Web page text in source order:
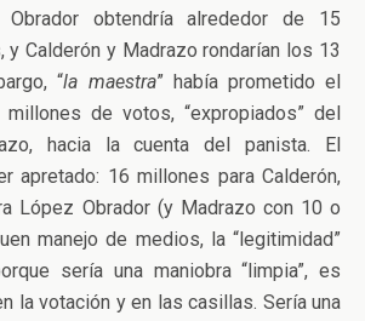
Obrador obtendría alrededor de 15
Calderón y Madrazo rondarían los 13
“la maestra” había prometido el
millones de votos, “expropiados” del
hacia la cuenta del panista. El
apretado: 16 millones para Calderón,
López Obrador (y Madrazo con 10 o
manejo de medios, la “legitimidad”
sería una maniobra “limpia”, es
la votación y en las casillas. Sería una